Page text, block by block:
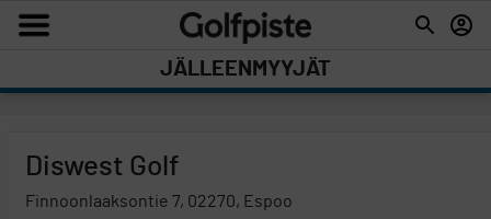
JÄLLEENMYYJÄT
Diswest Golf
Finnoonlaaksontie 7, 02270, Espoo